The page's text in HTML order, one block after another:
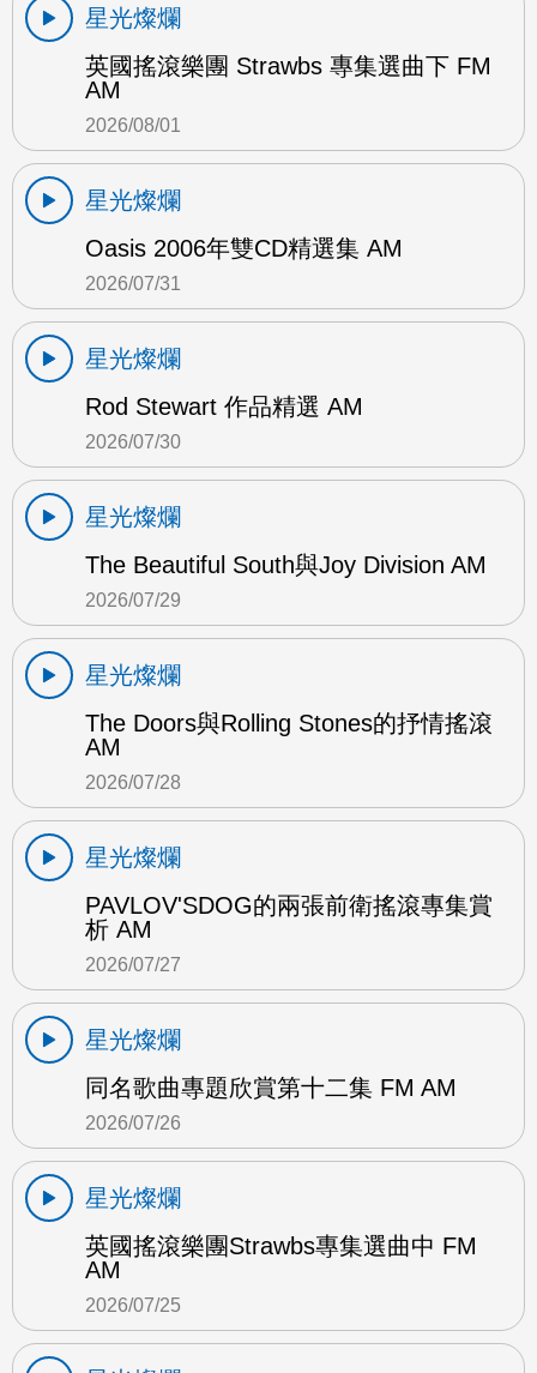
星光燦爛
英國搖滾樂團 Strawbs 專集選曲下 FM
AM
2026/08/01
星光燦爛
Oasis 2006年雙CD精選集 AM
2026/07/31
星光燦爛
Rod Stewart 作品精選 AM
2026/07/30
星光燦爛
The Beautiful South與Joy Division AM
2026/07/29
星光燦爛
The Doors與Rolling Stones的抒情搖滾
AM
2026/07/28
星光燦爛
PAVLOV'SDOG的兩張前衛搖滾專集賞
析 AM
2026/07/27
星光燦爛
同名歌曲專題欣賞第十二集 FM AM
2026/07/26
星光燦爛
英國搖滾樂團Strawbs專集選曲中 FM
AM
2026/07/25